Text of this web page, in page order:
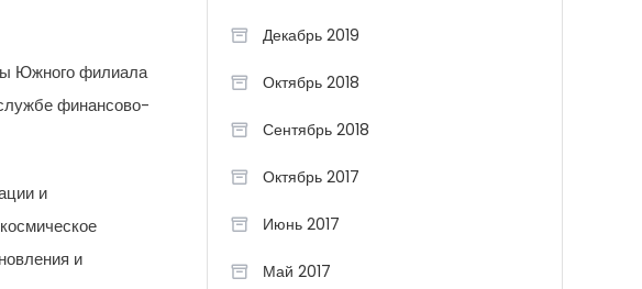
Южного филиала
финансово-
и
и
Декабрь 2019
Октябрь 2018
Сентябрь 2018
Октябрь 2017
Июнь 2017
Май 2017